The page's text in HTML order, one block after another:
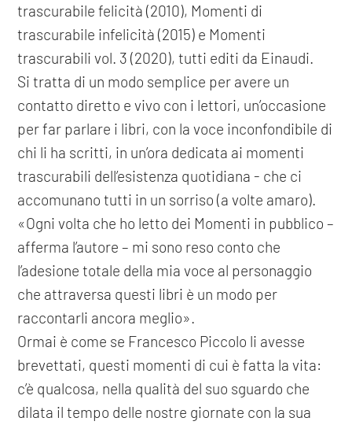
trascurabile felicità (2010), Momenti di
trascurabile infelicità (2015) e Momenti
trascurabili vol. 3 (2020), tutti editi da Einaudi.
Si tratta di un modo semplice per avere un
contatto diretto e vivo con i lettori, un’occasione
per far parlare i libri, con la voce inconfondibile di
chi li ha scritti, in un’ora dedicata ai momenti
trascurabili dell’esistenza quotidiana - che ci
accomunano tutti in un sorriso (a volte amaro).
«Ogni volta che ho letto dei Momenti in pubblico –
afferma l’autore – mi sono reso conto che
l’adesione totale della mia voce al personaggio
che attraversa questi libri è un modo per
raccontarli ancora meglio».
Ormai è come se Francesco Piccolo li avesse
brevettati, questi momenti di cui è fatta la vita:
c’è qualcosa, nella qualità del suo sguardo che
dilata il tempo delle nostre giornate con la sua